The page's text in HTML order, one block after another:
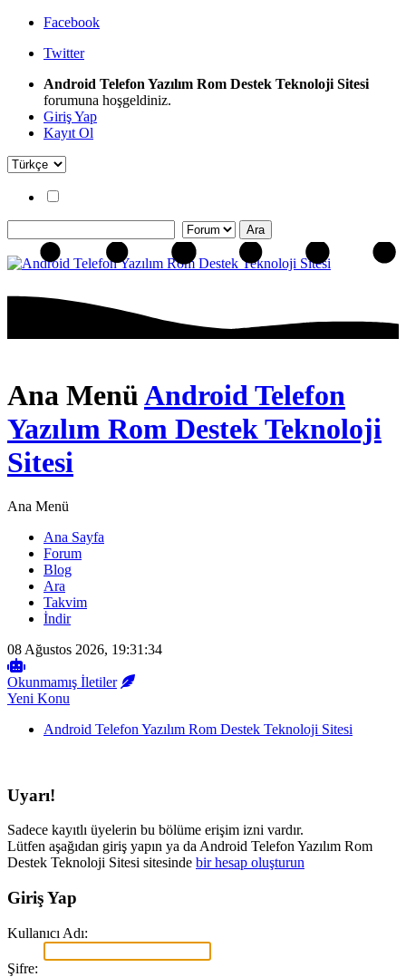
Facebook
Twitter
Android Telefon Yazılım Rom Destek Teknoloji Sitesi
forumuna hoşgeldiniz.
Giriş Yap
Kayıt Ol
Ana MenüAndroid Telefon
Yazılım Rom Destek Teknoloji
Sitesi
Ana Menü
Ana Sayfa
Forum
Blog
Ara
Takvim
İndir
08 Ağustos 2026, 19:31:34
Okunmamış İletiler
Yeni Konu
Android Telefon Yazılım Rom Destek Teknoloji Sitesi
Uyarı!
Sadece kayıtlı üyelerin bu bölüme erişim izni vardır.
Lütfen aşağıdan giriş yapın ya da Android Telefon Yazılım Rom
Destek Teknoloji Sitesi sitesinde bir hesap oluşturun
Giriş Yap
Kullanıcı Adı:
Şifre: